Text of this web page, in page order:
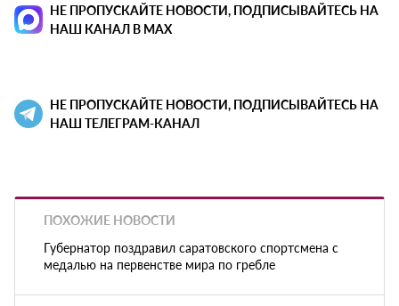
НЕ ПРОПУСКАЙТЕ НОВОСТИ, ПОДПИСЫВАЙТЕСЬ НА
НАШ КАНАЛ В MAX
НЕ ПРОПУСКАЙТЕ НОВОСТИ, ПОДПИСЫВАЙТЕСЬ НА
НАШ ТЕЛЕГРАМ-КАНАЛ
ПОХОЖИЕ НОВОСТИ
Губернатор поздравил саратовского спортсмена с
медалью на первенстве мира по гребле